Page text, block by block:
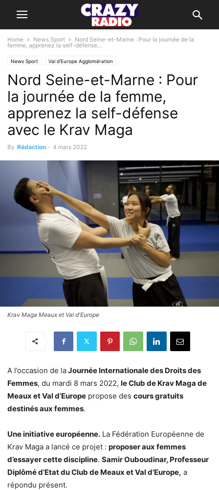
Home News Sport
Nord Seine-et-Marne : Pour la journée de la
femme, apprenez la self-défense...
News Sport Val d'Europe Agglomération
Nord Seine-et-Marne : Pour
la journée de la femme,
apprenez la self-défense
avec le Krav Maga
By Rédaction - 4 mars 2022
Krav Maga Meaux et Val d'Europe
A l’occasion de laJournée Internationale des Droits des
Femmes, du mardi 8 mars 2022, le Club de Krav Maga de
Meaux et Val d’Europe propose des cours gratuits
destinés aux femmes.
Une initiative européenne. La Fédération Européenne de
Krav Maga a lancé ce projet : proposer aux femmes
d’essayer cette discipline. Samir Ouboudinar, Professeur
Diplômé d’Etat du Club de Meaux et Val d’Europe, a
répondu présent.